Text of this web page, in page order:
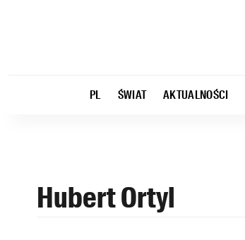
PL ŚWIAT AKTUALNOŚCI
Hubert Ortyl